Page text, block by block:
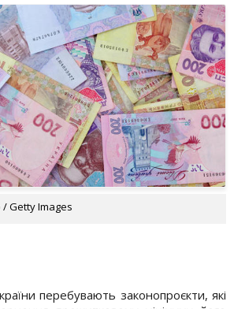
Getty Images
перебувають законопроєкти, які